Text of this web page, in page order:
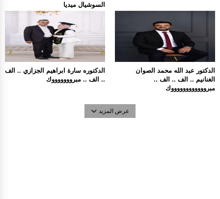
السوشيال ميديا
الدكتوره سارة ابراهيم الجزازي .. الف
.. الف .. مبروووووووك
الدكتور عبد الله محمد الصوان
الغنانيم .. الف .. الف ..
مبرووووووووووووك
عرض المزيد